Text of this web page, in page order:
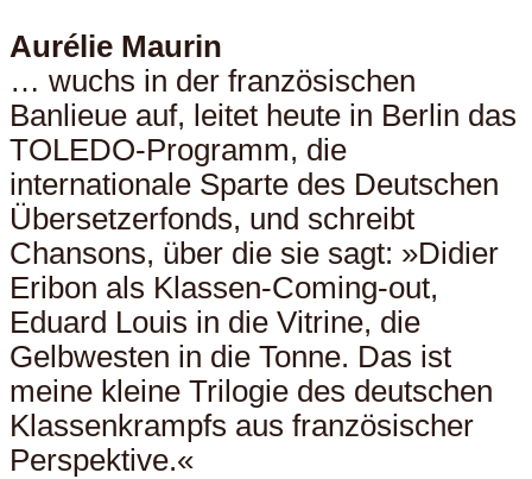
Aurélie Maurin
… wuchs in der französischen
Banlieue auf, leitet heute in Berlin das
TOLEDO-Programm, die
internationale Sparte des Deutschen
Übersetzerfonds, und schreibt
Chansons, über die sie sagt: »Didier
Eribon als Klassen-Coming-out,
Eduard Louis in die Vitrine, die
Gelbwesten in die Tonne. Das ist
meine kleine Trilogie des deutschen
Klassenkrampfs aus französischer
Perspektive.«